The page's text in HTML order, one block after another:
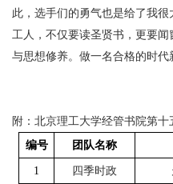
此，选手们的勇气也是给了我
工人，不仅要读圣贤书，更要
与思想修养。做一名合格的时代
附：北京理工大学经管书院第
编号
团队名称
1 四季时政